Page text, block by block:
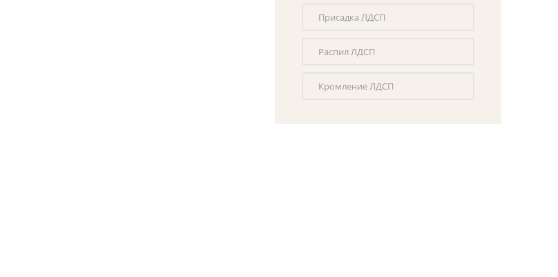
Присадка ЛДСП
Распил ЛДСП
Кромление ЛДСП